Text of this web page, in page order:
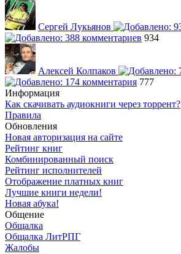
Сергей Лукьянов
934
Алексей Колпаков
777
Информация
Как скачивать аудиокниги через торрент?
Правила
Обновления
Новая авторизация на сайте
Рейтинг книг
Комбинированный поиск
Рейтинг исполнителей
Отображение платных книг
Лучшие книги недели!
Новая абука!
Общение
Общалка
Общалка ЛитРПГ
Жалобы